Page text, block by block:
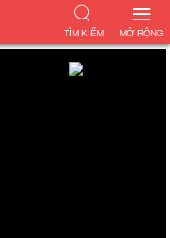
MỞ RỘNG
TÌM KIẾM